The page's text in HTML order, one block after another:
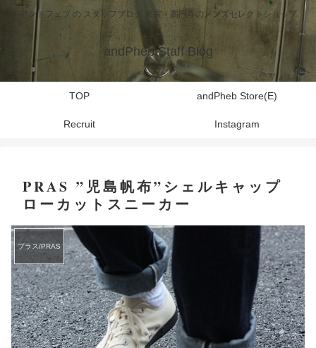
アンドフェブ の スタッフブログ 東京・高円寺のメンズセレクトショップ
andPheb Staff Blog
TOP andPheb Store(E)
Recruit Instagram
PRAS ”児島帆布”シェルキャップ
ローカットスニーカー
プラス/PRAS